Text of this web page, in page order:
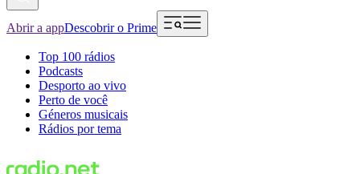
Abrir a appDescobrir o Prime
Top 100 rádios
Podcasts
Desporto ao vivo
Perto de você
Géneros musicais
Rádios por tema